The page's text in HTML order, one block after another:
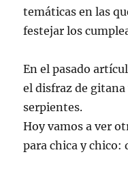
temáticas en las
festejar los
En el pasado
el disfraz de
serpientes.
Hoy vamos a ver
para chica y chico: